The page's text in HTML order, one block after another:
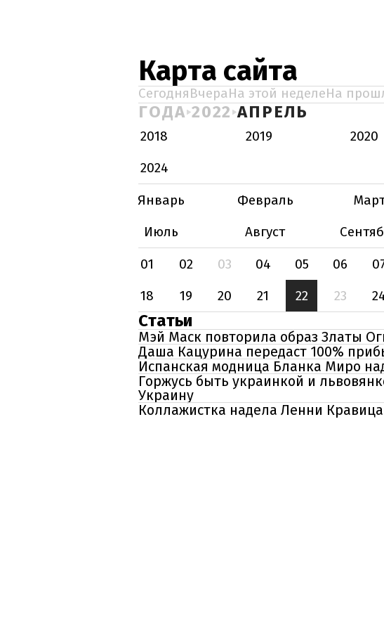
Карта сайта
СегодняВчераНа этой неделеНа
ГОДА 2022 АПРЕЛЬ
2018 2019 2020
2024
Январь
Февраль
Июль
Август
01
02 03 04 05 06
18
19 20 21 22 23
Статьи
Мэй Маск повторила образ Златы
Даша Кацурина передаст 100%
Испанская модница Бланка Миро
Горжусь быть украинкой и
Украину
Коллажистка надела Ленни